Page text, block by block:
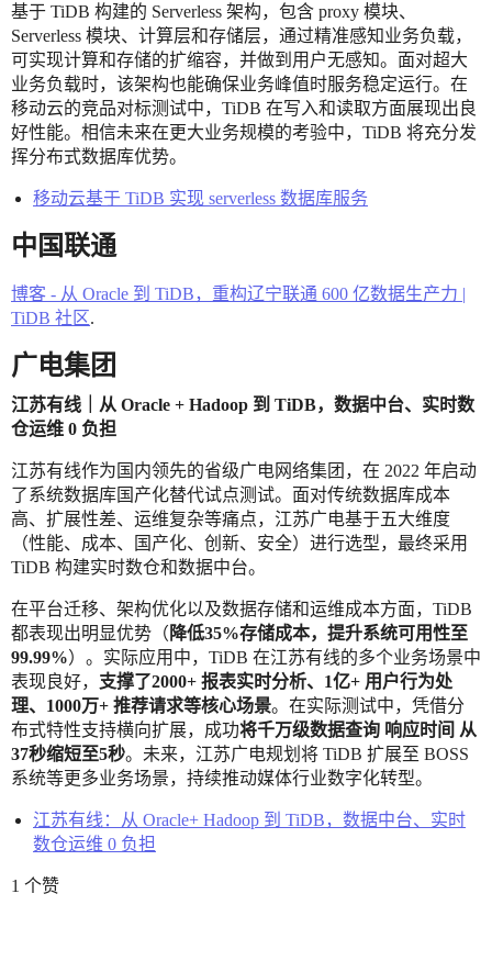
基于 TiDB 构建的 Serverless 架构，包含 proxy 模块、
Serverless 模块、计算层和存储层，通过精准感知业务负载，
可实现计算和存储的扩缩容，并做到用户无感知。面对超大
业务负载时，该架构也能确保业务峰值时服务稳定运行。在
移动云的竞品对标测试中，TiDB 在写入和读取方面展现出良
好性能。相信未来在更大业务规模的考验中，TiDB 将充分发
挥分布式数据库优势。
移动云基于 TiDB 实现 serverless 数据库服务
中国联通
博客 - 从 Oracle 到 TiDB，重构辽宁联通 600 亿数据生产力 |
TiDB 社区.
广电集团
江苏有线｜从 Oracle + Hadoop 到 TiDB，数据中台、实时数
仓运维 0 负担
江苏有线作为国内领先的省级广电网络集团，在 2022 年启动
了系统数据库国产化替代试点测试。面对传统数据库成本
高、扩展性差、运维复杂等痛点，江苏广电基于五大维度
（性能、成本、国产化、创新、安全）进行选型，最终采用
TiDB 构建实时数仓和数据中台。
在平台迁移、架构优化以及数据存储和运维成本方面，TiDB
都表现出明显优势（ 降低35%存储成本，提升系统可用性至
99.99%）。实际应用中，TiDB 在江苏有线的多个业务场景中
表现良好， 支撑了2000+ 报表实时分析、1亿+ 用户行为处
理、1000万+ 推荐请求等核心场景。在实际测试中，凭借分
布式特性支持横向扩展，成功将千万级数据查询 响应时间 从
37秒缩短至5秒。未来，江苏广电规划将 TiDB 扩展至 BOSS
系统等更多业务场景，持续推动媒体行业数字化转型。
江苏有线：从 Oracle+ Hadoop 到 TiDB，数据中台、实时
数仓运维 0 负担
1 个赞